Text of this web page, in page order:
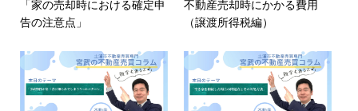
「家の売却時における確定申
告の注意点」
不動産売却時にかかる費用
（譲渡所得税編）